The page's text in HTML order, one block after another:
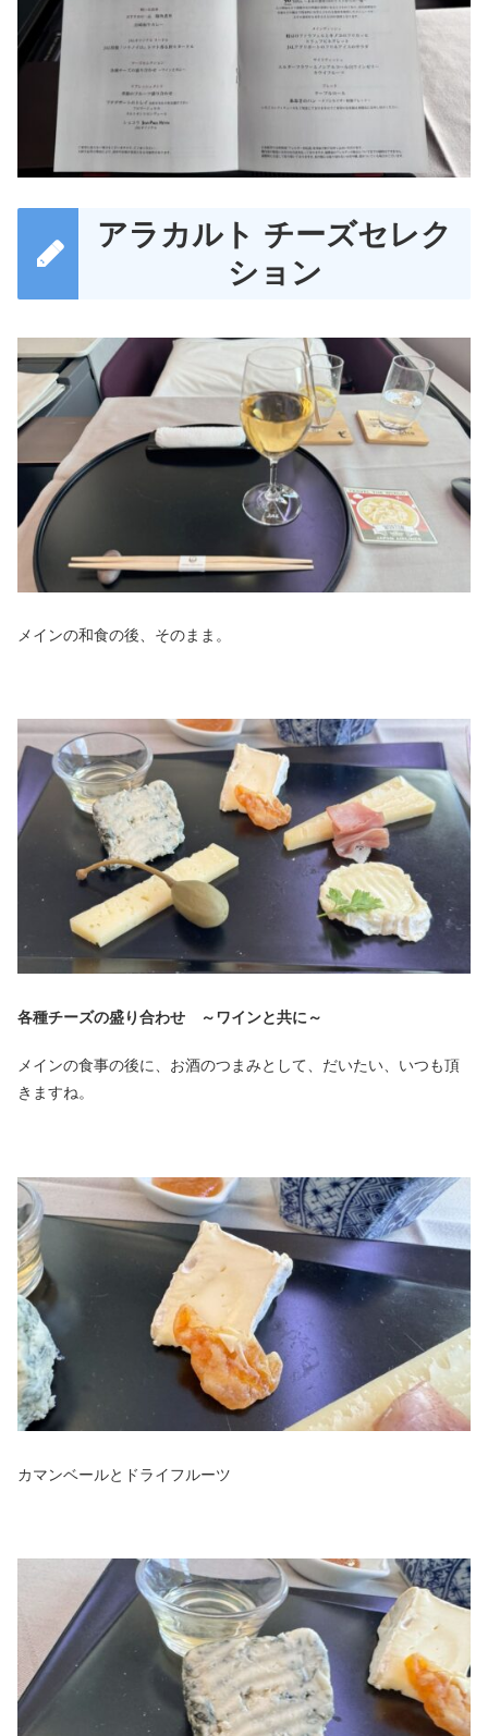
アラカルト チーズセレク
ション
メインの和食の後、そのまま。
各種チーズの盛り合わせ ～ワインと共に～
メインの食事の後に、お酒のつまみとして、だいたい、いつも頂
きますね。
カマンベールとドライフルーツ